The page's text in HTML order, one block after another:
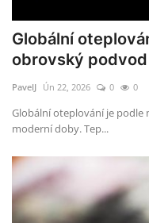
Globální
obrovský podvod
PavelJ Ún 22, 2026 0 0
Globální oteplování je podle
moderní doby. Tep...